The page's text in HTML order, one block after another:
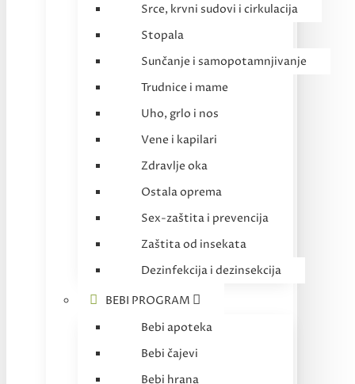
Srce, krvni sudovi i cirkulacija
Stopala
Sunčanje i samopotamnjivanje
Trudnice i mame
Uho, grlo i nos
Vene i kapilari
Zdravlje oka
Ostala oprema
Sex-zaštita i prevencija
Zaštita od insekata
Dezinfekcija i dezinsekcija
BEBI PROGRAM
Bebi apoteka
Bebi čajevi
Bebi hrana